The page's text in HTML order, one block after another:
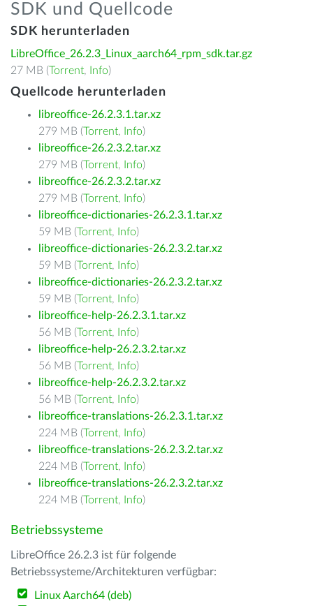
SDK und Quellcode
SDK herunterladen
LibreOffice_26.2.3_Linux_aarch64_rpm_sdk.tar.gz
27 MB (Torrent, Info)
Quellcode herunterladen
libreoffice-26.2.3.1.tar.xz
279 MB (Torrent, Info)
libreoffice-26.2.3.2.tar.xz
279 MB (Torrent, Info)
libreoffice-26.2.3.2.tar.xz
279 MB (Torrent, Info)
libreoffice-dictionaries-26.2.3.1.tar.xz
59 MB (Torrent, Info)
libreoffice-dictionaries-26.2.3.2.tar.xz
59 MB (Torrent, Info)
libreoffice-dictionaries-26.2.3.2.tar.xz
59 MB (Torrent, Info)
libreoffice-help-26.2.3.1.tar.xz
56 MB (Torrent, Info)
libreoffice-help-26.2.3.2.tar.xz
56 MB (Torrent, Info)
libreoffice-help-26.2.3.2.tar.xz
56 MB (Torrent, Info)
libreoffice-translations-26.2.3.1.tar.xz
224 MB (Torrent, Info)
libreoffice-translations-26.2.3.2.tar.xz
224 MB (Torrent, Info)
libreoffice-translations-26.2.3.2.tar.xz
224 MB (Torrent, Info)
Betriebssysteme
LibreOffice 26.2.3 ist für folgende
Betriebssysteme/Architekturen verfügbar:
Linux Aarch64 (deb)